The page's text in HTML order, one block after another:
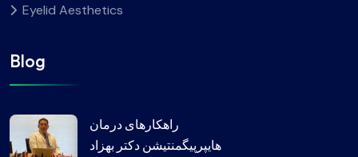
Eyelid Aesthetics
Blog
راهکارهای درمان
هایپرپیگمنتیشن دکتر بهزاد